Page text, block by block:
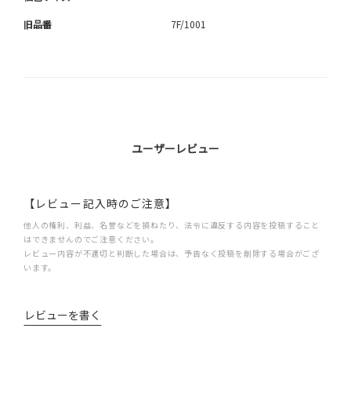
旧品番 7F/1001
ユーザーレビュー
【レビュー記入時のご注意】
他人の権利、利益、名誉などを損ねたり、法令に違反する内容を投稿すること
はできませんのでご注意ください。
レビュー内容が不適切と判断した場合は、予告なく投稿を削除する場合がござ
います。
レビューを書く